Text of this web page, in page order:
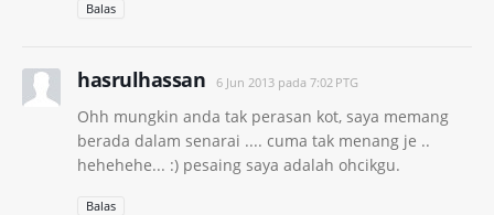
Balas
hasrulhassan 6 Jun 2013 pada 7:02 PTG
Ohh mungkin anda tak perasan kot, saya memang
berada dalam senarai .... cuma tak menang je ..
hehehehe... :) pesaing saya adalah ohcikgu.
Balas